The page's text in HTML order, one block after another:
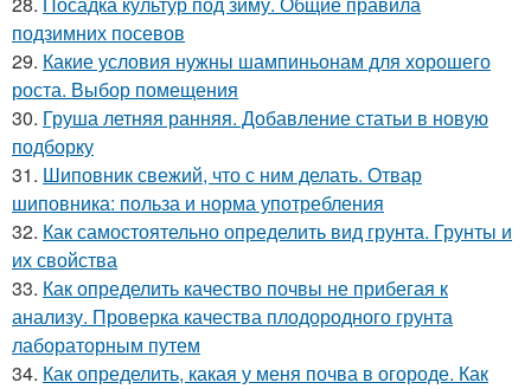
подзимних посевов
29. Какие условия нужны шампиньонам для хорошего
роста. Выбор помещения
30. Груша летняя ранняя. Добавление статьи в новую
подборку
31. Шиповник свежий, что с ним делать. Отвар
шиповника: польза и норма употребления
32. Как самостоятельно определить вид грунта. Грунты и
их свойства
33. Как определить качество почвы не прибегая к
анализу. Проверка качества плодородного грунта
лабораторным путем
34. Как определить, какая у меня почва в огороде. Как